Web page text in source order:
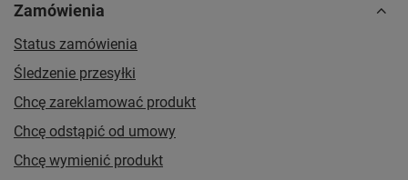
Zamówienia
Status zamówienia
Śledzenie przesyłki
Chcę zareklamować produkt
Chcę odstąpić od umowy
Chcę wymienić produkt